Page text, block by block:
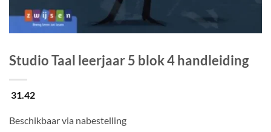
Studio Taal leerjaar 5 blok 4 handleiding
31.42
Beschikbaar via nabestelling